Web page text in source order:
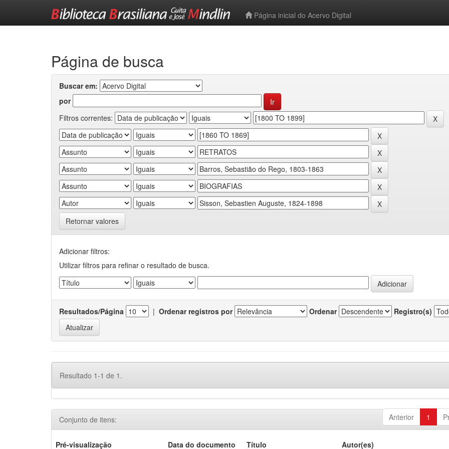
Página inicial do Acervo Digital
Página de busca
Buscar em:
por
Filtros correntes:
Retornar valores
Adicionar filtros:
Utilizar filtros para refinar o resultado de busca.
Resultados/Página | Ordenar registros por Ordenar Registro(s)
Resultado 1-1 de 1.
Anterior 1
Conjunto de itens:
Pré-visualização Data do documento Título Autor(es)